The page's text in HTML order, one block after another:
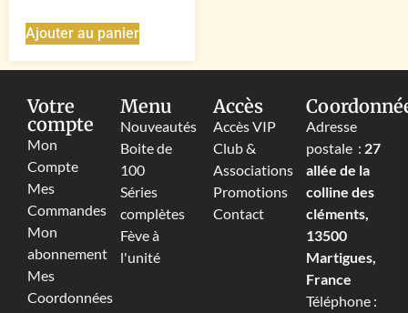
Ajouter au panier
Votre
compte
Mon
Compte
Mes
Commandes
Mon
abonnement
Mes
Coordonnées
Menu
Nouveautés
Boite de
100
Séries
complètes
Fève à
l'unité
Accès
Accès VIP
Club &
Associations
Promotions
Contact
Adresse
postale : 27
allée de la
colline des
cléments,
13500
Martigues,
France
Téléphone :